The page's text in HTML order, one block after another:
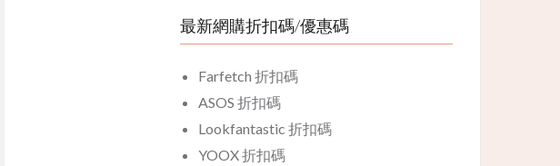
最新網購折扣碼/優惠碼
Farfetch 折扣碼
ASOS 折扣碼
Lookfantastic 折扣碼
YOOX 折扣碼